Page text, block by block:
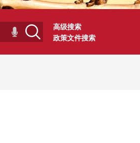
高级搜索
政策文件搜索